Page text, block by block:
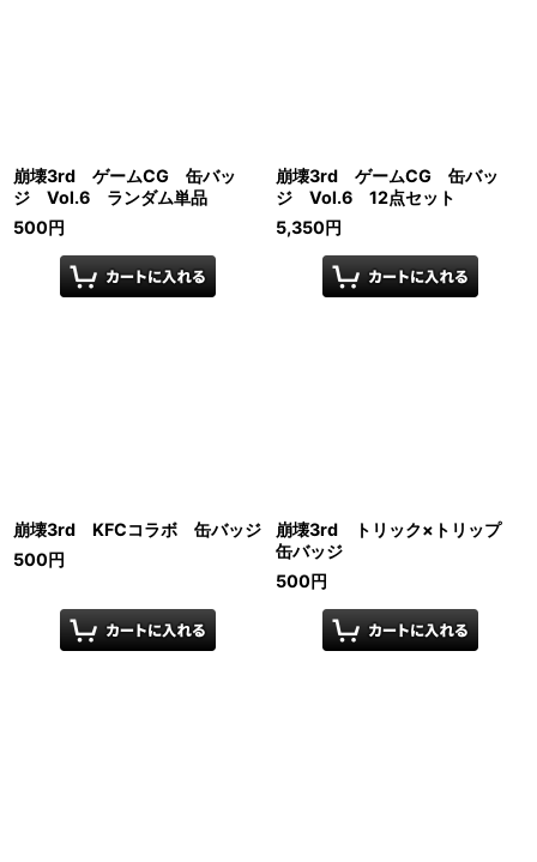
崩壊3rd ゲームCG 缶バッ
ジ Vol.6 ランダム単品
500円
崩壊3rd ゲームCG 缶バッ
ジ Vol.6 12点セット
5,350円
崩壊3rd KFCコラボ 缶バッジ
500円
崩壊3rd トリック×トリップ
缶バッジ
500円